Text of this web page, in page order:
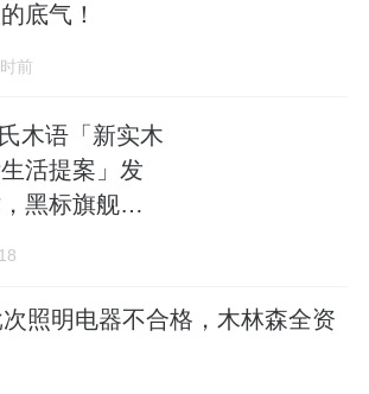
底气！
前
木语「新实木
活提案」发
黑标旗舰店
照明电器不合格，木林森全资